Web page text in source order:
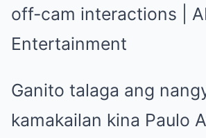
Ganito talaga ang
kamakailan kina Paulo